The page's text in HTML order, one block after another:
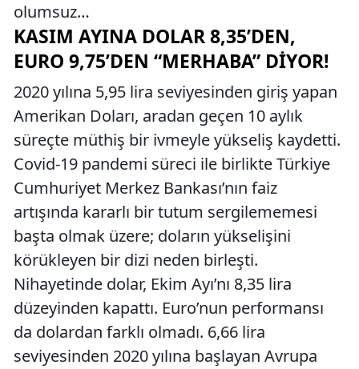
olumsuz…
KASIM AYINA DOLAR 8,35’DEN,
EURO 9,75’DEN “MERHABA” DIYOR!
2020 yılına 5,95 lira seviyesinden giriş yapan
Amerikan Doları, aradan geçen 10 aylık
süreçte müthiş bir ivmeyle yükseliş kaydetti.
Covid-19 pandemi süreci ile birlikte Türkiye
Cumhuriyet Merkez Bankası’nın faiz
artışında kararlı bir tutum sergilememesi
başta olmak üzere; doların yükselişini
körükleyen bir dizi neden birleşti.
Nihayetinde dolar, Ekim Ayı’nı 8,35 lira
düzeyinden kapattı. Euro’nun performansı
da dolardan farklı olmadı. 6,66 lira
seviyesinden 2020 yılına başlayan Avrupa